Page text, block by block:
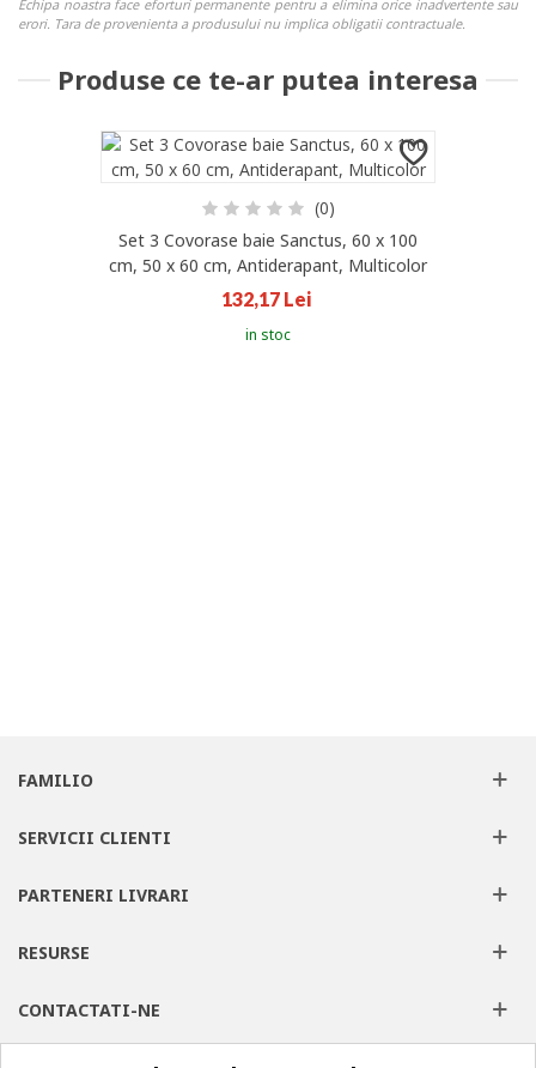
Echipa noastra face eforturi permanente pentru a elimina orice inadvertente sau
erori. Tara de provenienta a produsului nu implica obligatii contractuale.
Produse ce te-ar putea interesa
(0)
Set 3 Covorase baie Sanctus, 60 x 100
cm, 50 x 60 cm, Antiderapant, Multicolor
132,17 Lei
in stoc
FAMILIO
SERVICII CLIENTI
PARTENERI LIVRARI
RESURSE
CONTACTATI-NE